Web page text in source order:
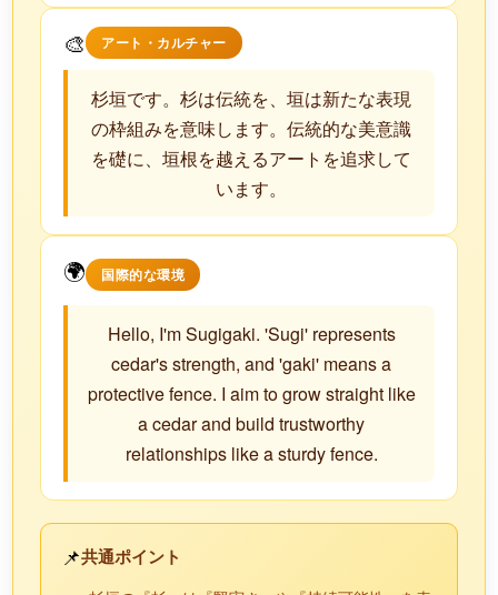
🎨 アート・カルチャー
杉垣です。杉は伝統を、垣は新たな表現
の枠組みを意味します。伝統的な美意識
を礎に、垣根を越えるアートを追求して
います。
🌍 国際的な環境
Hello, I'm Sugigaki. 'Sugi' represents
cedar's strength, and 'gaki' means a
protective fence. I aim to grow straight like
a cedar and build trustworthy
relationships like a sturdy fence.
📌共通ポイント